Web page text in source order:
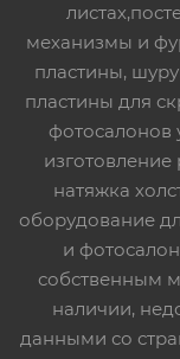
механизмы и
пластины,
пластины для
фотосалонов
натяжка
оборудование
и
собственным
наличии,
данными со